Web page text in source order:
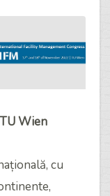
Wien
cu